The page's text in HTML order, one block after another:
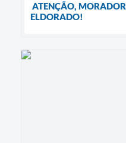
ATENÇÃO,
ELDORADO!